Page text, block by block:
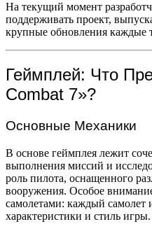
На текущий момент
поддерживать проект,
крупные обновления каждые
Геймплей: Что
Combat 7»?
Основные Механики
В основе геймплея лежит
выполнения миссий и
роль пилота, оснащенного
вооружения. Особое
самолетами: каждый самолет
характеристики и стиль игры.